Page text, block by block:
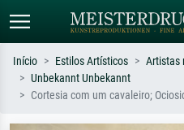
Pesquisa padrão
Início Estilos Artísticos
Artistas
Unbekannt Unbekannt
Cortesia com um cavaleiro;